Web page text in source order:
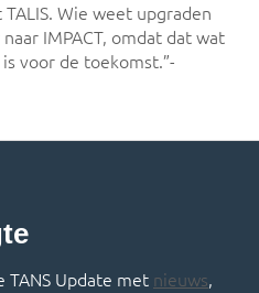
Wie weet upgraden
IMPACT, omdat dat wat
voor de toekomst.”-
TANS Update met nieuws,